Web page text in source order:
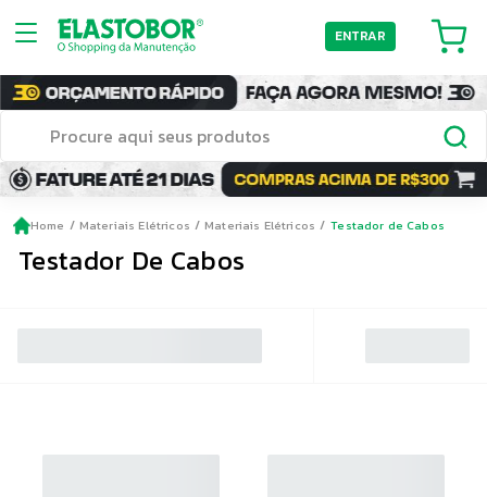
ENTRAR
Home Materiais Elétricos Materiais Elétricos Testador de Cabos
Testador De Cabos